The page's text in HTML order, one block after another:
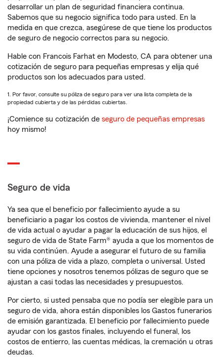
desarrollar un plan de seguridad financiera continua.
Sabemos que su negocio significa todo para usted. En la
medida en que crezca, asegúrese de que tiene los productos
de seguro de negocio correctos para su negocio.
Hable con Francois Farhat en Modesto, CA para obtener una
cotización de seguro para pequeñas empresas y elija qué
productos son los adecuados para usted.
1. Por favor, consulte su póliza de seguro para ver una lista completa de la
propiedad cubierta y de las pérdidas cubiertas.
¡Comience su cotización de seguro de pequeñas empresas
hoy mismo!
Seguro de vida
Ya sea que el beneficio por fallecimiento ayude a su
beneficiario a pagar los costos de vivienda, mantener el nivel
de vida actual o ayudar a pagar la educación de sus hijos, el
seguro de vida de State Farm® ayuda a que los momentos de
su vida continúen. Ayude a asegurar el futuro de su familia
con una póliza de vida a plazo, completa o universal. Usted
tiene opciones y nosotros tenemos pólizas de seguro que se
ajustan a casi todas las necesidades y presupuestos.
Por cierto, si usted pensaba que no podía ser elegible para un
seguro de vida, ahora están disponibles los Gastos funerarios
de emisión garantizada. El beneficio por fallecimiento puede
ayudar con los gastos finales, incluyendo el funeral, los
costos de entierro, las cuentas médicas, la cremación u otras
deudas.